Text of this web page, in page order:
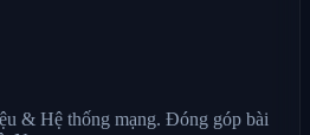
& Hệ thống mạng. Đóng góp bài